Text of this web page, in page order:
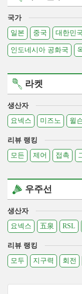
국가
일본
중국 대한민
인도네시아 공화국
라켓
생산자
요넥스
미즈노 윌
리뷰 랭킹
모든
제어 접촉
우주선
생산자
요넥스
五泉 RSL
리뷰 랭킹
모두
지구력 회전